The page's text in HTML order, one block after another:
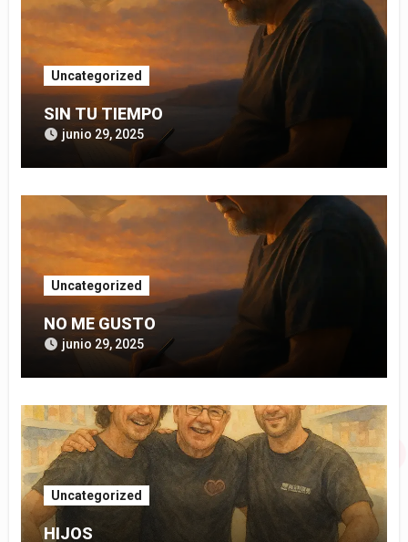
Uncategorized
SIN TU TIEMPO
junio 29, 2025
Uncategorized
NO ME GUSTO
junio 29, 2025
Uncategorized
HIJOS